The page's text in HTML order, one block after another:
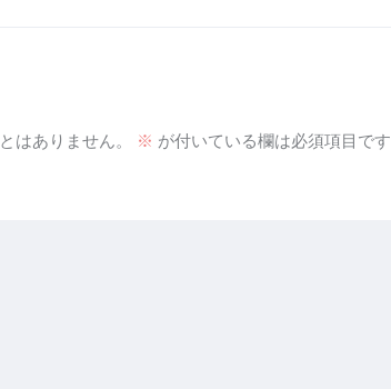
はありません。 ※ が付いている欄は必須項目です